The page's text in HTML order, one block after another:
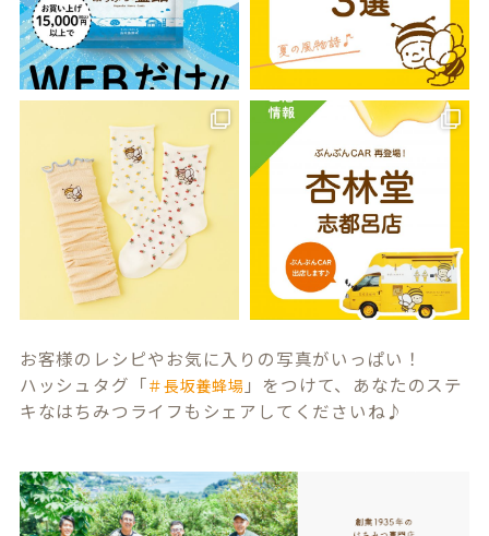
お客様のレシピやお気に入りの写真がいっぱい！
ハッシュタグ「＃長坂養蜂場 」をつけて、あなたのステ
キなはちみつライフもシェアしてくださいね♪